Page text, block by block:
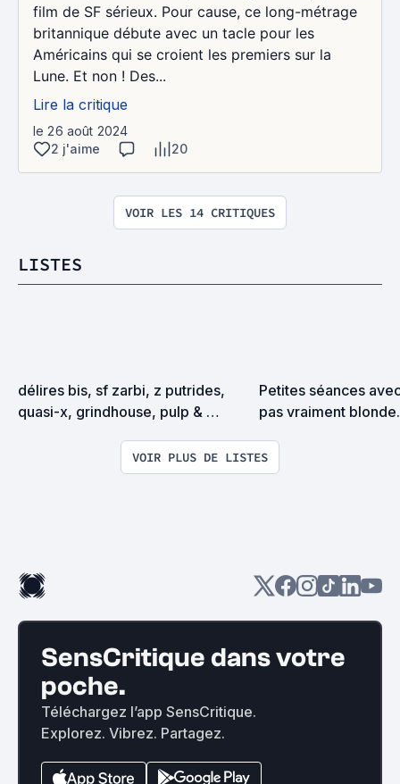
film de SF sérieux. Pour cause, ce long-métrage
britannique débute avec un tacle pour les
Américains qui se croient les premiers sur la
Lune. Et non ! Des...
Lire la critique
le 26 août 2024
2 j'aime
20
VOIR LES 14 CRITIQUES
LISTES
délires bis, sf zarbi, z putrides,
quasi-x, grindhouse, pulp &
Petites séances
pas vraiment blonde.
VOIR PLUS DE LISTES
SensCritique dans votre
poche.
Téléchargez l’app SensCritique.
Explorez. Vibrez. Partagez.